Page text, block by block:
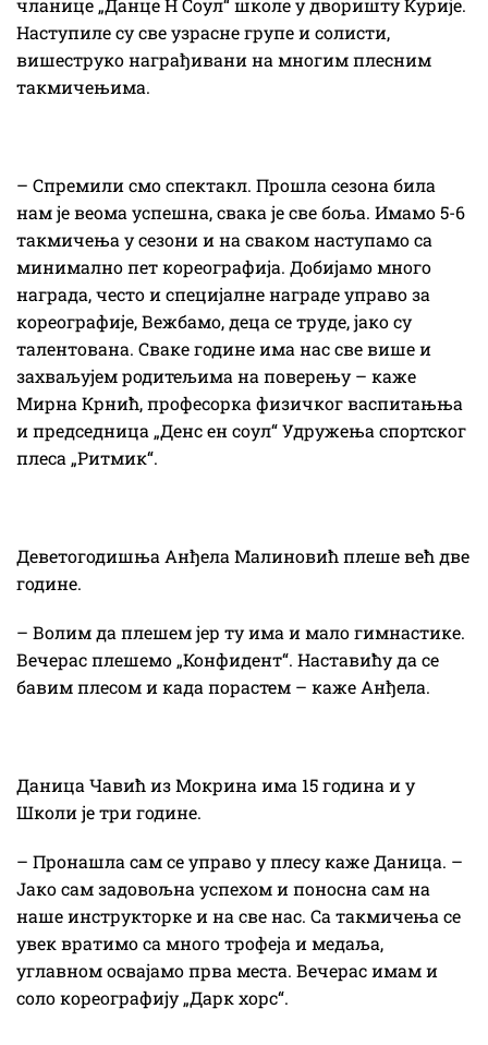
чланице „Данце Н Соул“ школе у дворишту Курије.
Наступиле су све узрасне групе и солисти,
вишеструко награђивани на многим плесним
такмичењима.
– Спремили смо спектакл. Прошла сезона била
нам је веома успешна, свака је све боља. Имамо 5-6
такмичења у сезони и на сваком наступамо са
минимално пет кореографија. Добијамо много
награда, често и специјалне награде управо за
кореографије, Вежбамо, деца се труде, јако су
талентована. Сваке године има нас све више и
захваљујем родитељима на поверењу – каже
Мирна Крнић, професорка физичког васпитањња
и председница „Денс ен соул“ Удружења спортског
плеса „Ритмик“.
Деветогодишња Анђела Малиновић плеше већ две
године.
– Волим да плешем јер ту има и мало гимнастике.
Вечерас плешемо „Конфидент“. Наставићу да се
бавим плесом и када порастем – каже Анђела.
Даница Чавић из Мокрина има 15 година и у
Школи је три године.
– Пронашла сам се управо у плесу каже Даница. –
Јако сам задовољна успехом и поносна сам на
наше инструкторке и на све нас. Са такмичења се
увек вратимо са много трофеја и медаља,
углавном освајамо прва места. Вечерас имам и
соло кореографију „Дарк хорс“.